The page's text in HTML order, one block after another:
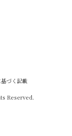
づく記載
Reserved.